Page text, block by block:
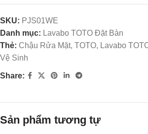
SKU: PJS01WE
Danh mục: Lavabo TOTO Đặt Bàn
Thẻ: Chậu Rửa Mặt, TOTO, Lavabo
Vệ Sinh
Share:
Sản phẩm tương tự